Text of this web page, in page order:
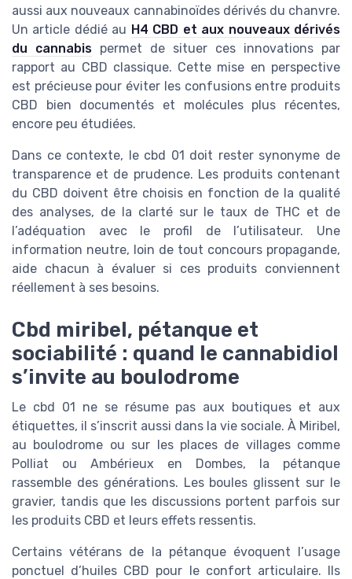
aussi aux nouveaux cannabinoïdes dérivés du chanvre.
Un article dédié au H4 CBD et aux nouveaux dérivés
du cannabis permet de situer ces innovations par
rapport au CBD classique. Cette mise en perspective
est précieuse pour éviter les confusions entre produits
CBD bien documentés et molécules plus récentes,
encore peu étudiées.
Dans ce contexte, le cbd 01 doit rester synonyme de
transparence et de prudence. Les produits contenant
du CBD doivent être choisis en fonction de la qualité
des analyses, de la clarté sur le taux de THC et de
l’adéquation avec le profil de l’utilisateur. Une
information neutre, loin de tout concours propagande,
aide chacun à évaluer si ces produits conviennent
réellement à ses besoins.
Cbd miribel, pétanque et
sociabilité : quand le cannabidiol
s’invite au boulodrome
Le cbd 01 ne se résume pas aux boutiques et aux
étiquettes, il s’inscrit aussi dans la vie sociale. À Miribel,
au boulodrome ou sur les places de villages comme
Polliat ou Ambérieux en Dombes, la pétanque
rassemble des générations. Les boules glissent sur le
gravier, tandis que les discussions portent parfois sur
les produits CBD et leurs effets ressentis.
Certains vétérans de la pétanque évoquent l’usage
ponctuel d’huiles CBD pour le confort articulaire. Ils